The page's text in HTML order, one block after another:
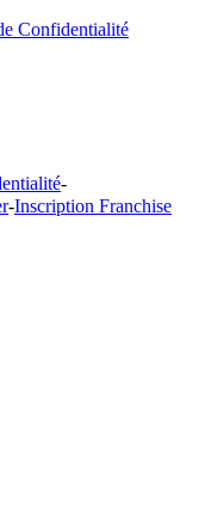
Confidentialité
-
-Inscription Franchise